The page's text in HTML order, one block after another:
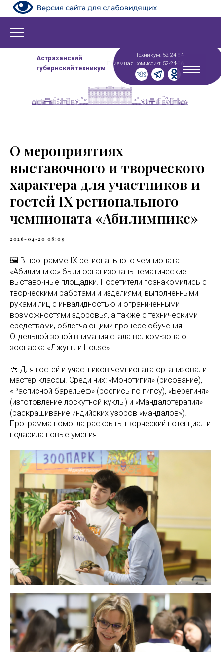
Астраханский
губернский техникум
Техникум: 52-24-84
Приемная комиссия: 52-24-86
О мероприятиях
выставочного и творческого
характера для участников и
гостей IX регионального
чемпионата «Абилимпикс»
2026-04-20 08:09
🖼️ В программе IX регионального чемпионата
«Абилимпикс» были организованы тематические
выставочные площадки. Посетители познакомились с
творческими работами и изделиями, выполненными
руками лиц с инвалидностью и ограниченными
возможностями здоровья, а также с техническими
средствами, облегчающими процесс обучения.
Отдельной зоной внимания стала велком-зона от
зоопарка «Джунгли House».
🎨 Для гостей и участников чемпионата организовали
мастер-классы. Среди них: «Монотипия» (рисование),
«Расписной барельеф» (роспись по гипсу), «Берегиня»
(изготовление лоскутной куклы) и «Мандалотерапия»
(раскрашивание индийских узоров «мандалов»).
Программа помогла раскрыть творческий потенциал и
подарила новые умения.